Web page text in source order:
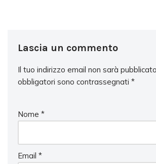
Lascia un commento
Il tuo indirizzo email non sarà
obbligatori sono contrassegnati *
Nome *
Email *